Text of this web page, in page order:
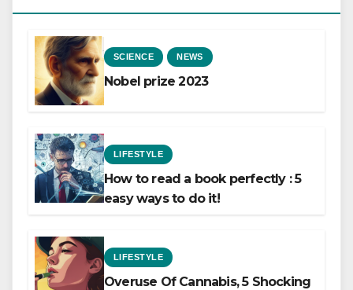
SCIENCE NEWS
Nobel prize 2023
LIFESTYLE
How to read a book perfectly : 5
easy ways to do it!
LIFESTYLE
Overuse Of Cannabis, 5 Shocking